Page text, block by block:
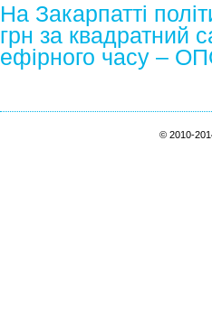
На Закарпатті
грн за квадратний
ефірного часу –
© 2010-